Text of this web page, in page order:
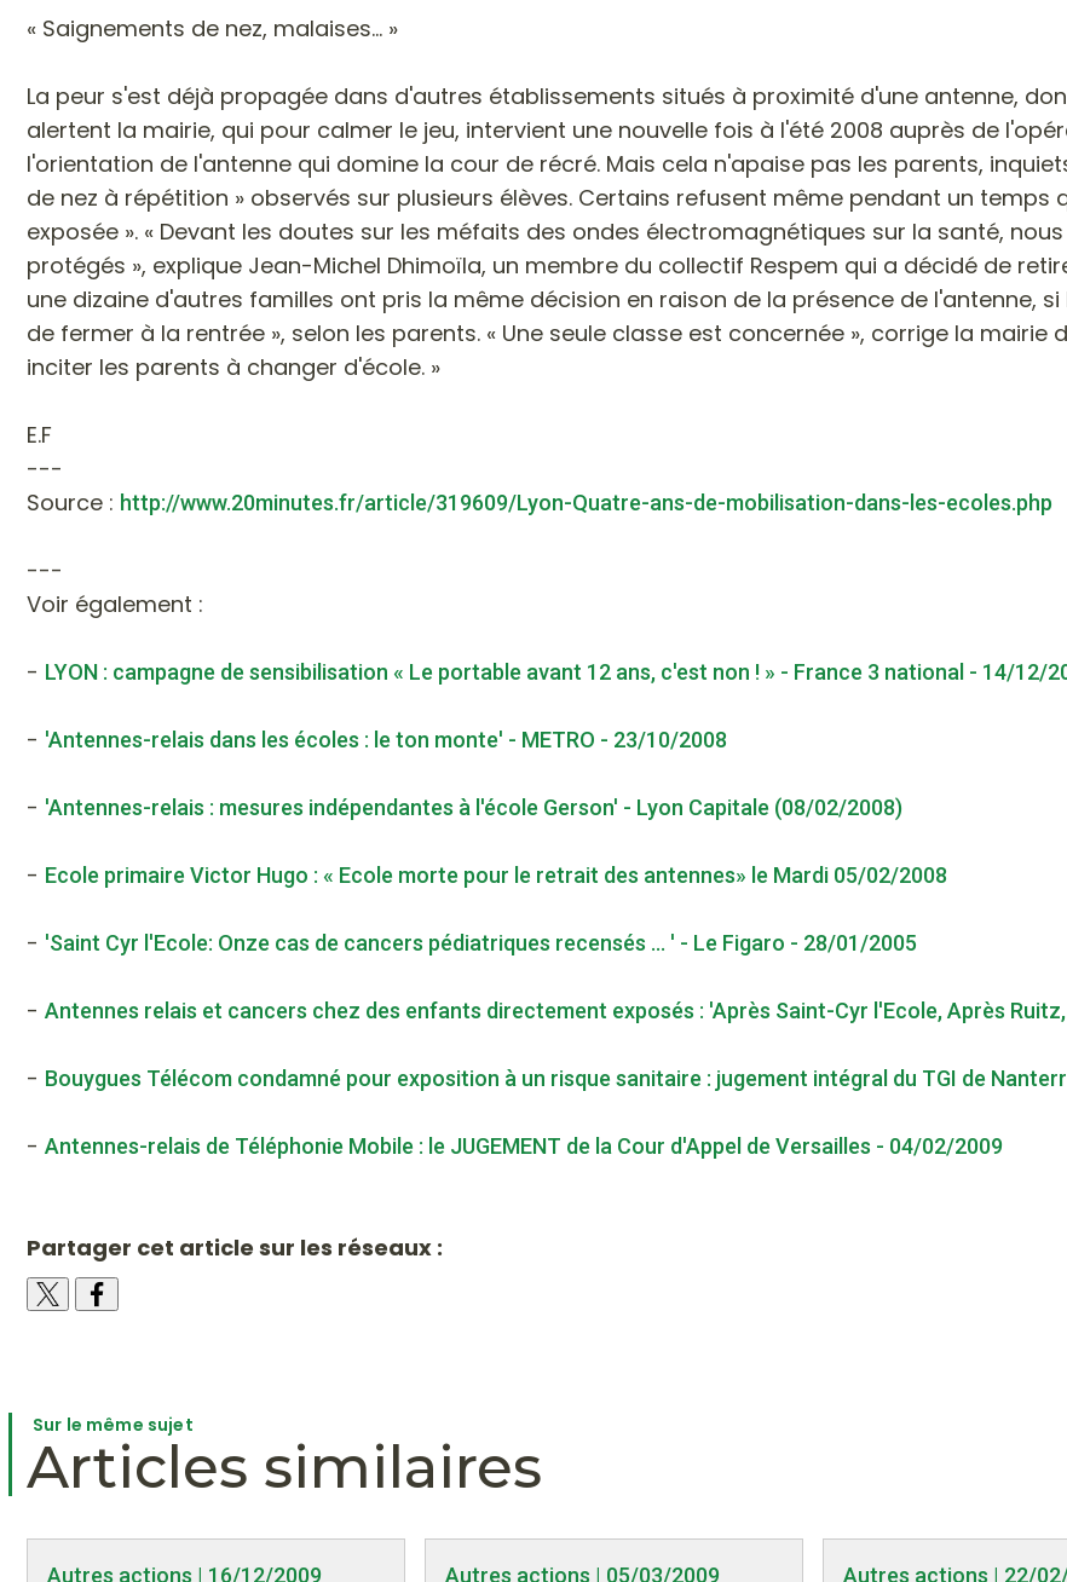
« Saignements de nez, malaises... »
La peur s'est déjà propagée dans d'autres établissements situés à proximité d'une antenne,
alertent la mairie, qui pour calmer le jeu, intervient une nouvelle fois à l'été 2008 auprès de
l'orientation de l'antenne qui domine la cour de récré. Mais cela n'apaise pas les parents,
de nez à répétition » observés sur plusieurs élèves. Certains refusent même pendant un
exposée ». « Devant les doutes sur les méfaits des ondes électromagnétiques sur la santé,
protégés », explique Jean-Michel Dhimoïla, un membre du collectif Respem qui a décidé de
une dizaine d'autres familles ont pris la même décision en raison de la présence de l'antenne,
de fermer à la rentrée », selon les parents. « Une seule classe est concernée », corrige la mairie
inciter les parents à changer d'école. »
E.F
---
Source : http://www.20minutes.fr/article/319609/Lyon-Quatre-ans-de-mobilisation-dans-les-ecoles.php
---
Voir également :
- LYON : campagne de sensibilisation « Le portable avant 12 ans, c'est non ! » - France 3 national - 14/12/
- 'Antennes-relais dans les écoles : le ton monte' - METRO - 23/10/2008
- 'Antennes-relais : mesures indépendantes à l'école Gerson' - Lyon Capitale (08/02/2008)
- Ecole primaire Victor Hugo : « Ecole morte pour le retrait des antennes» le Mardi 05/02/2008
- 'Saint Cyr l'Ecole: Onze cas de cancers pédiatriques recensés ... ' - Le Figaro - 28/01/2005
- Antennes relais et cancers chez des enfants directement exposés : 'Après Saint-Cyr l'Ecole, Après
- Bouygues Télécom condamné pour exposition à un risque sanitaire : jugement intégral du TGI de
- Antennes-relais de Téléphonie Mobile : le JUGEMENT de la Cour d'Appel de Versailles - 04/02/2009
Partager cet article sur les réseaux :
Sur le même sujet
Articles similaires
Autres actions | 16/12/2009 Autres actions | 05/03/2009 Autres actions | 22/